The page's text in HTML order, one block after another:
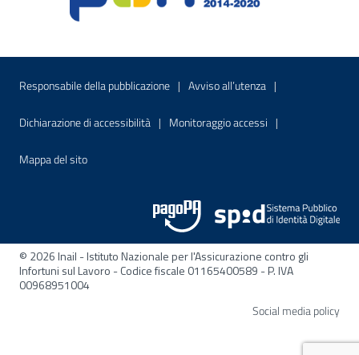
Menu di servizio
Responsabile della pubblicazione Sito interno - Apre in una nuova
Avviso all’utenza Sito interno -
Dichiarazione di accessibilità Sito interno - Apre in una nuova finestra
Monitoraggio accessi Sito interno -
Mappa del sitoSito interno - Apre nella stessa finestra
© 2026 Inail - Istituto Nazionale per l'Assicurazione contro gli
Infortuni sul Lavoro - Codice fiscale 01165400589 - P. IVA
00968951004
Social media policy